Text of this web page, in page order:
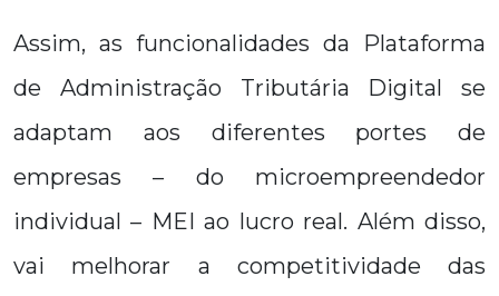
Assim, as funcionalidades da Plataforma
de Administração Tributária Digital se
adaptam aos diferentes portes de
empresas – do microempreendedor
individual – MEI ao lucro real. Além disso,
vai melhorar a competitividade das